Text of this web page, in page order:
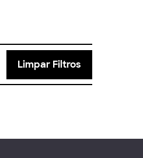
Limpar Filtros